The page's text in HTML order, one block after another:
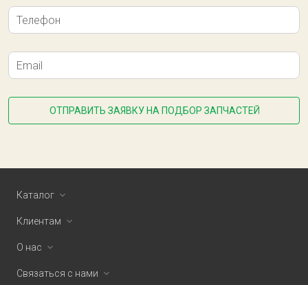
Телефон
Email
ОТПРАВИТЬ ЗАЯВКУ НА ПОДБОР ЗАПЧАСТЕЙ
Каталог
Клиентам
О нас
Связаться с нами